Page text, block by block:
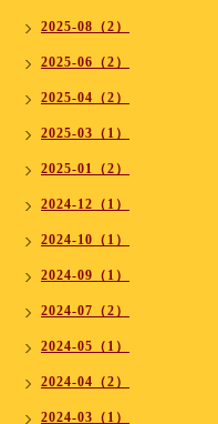
2025-08（2）
2025-06（2）
2025-04（2）
2025-03（1）
2025-01（2）
2024-12（1）
2024-10（1）
2024-09（1）
2024-07（2）
2024-05（1）
2024-04（2）
2024-03（1）